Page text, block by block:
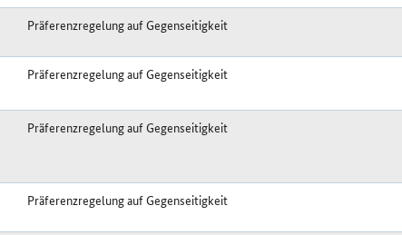
Präferenzregelung auf Gegenseitigkeit
Präferenzregelung auf Gegenseitigkeit
Präferenzregelung auf Gegenseitigkeit
Präferenzregelung auf Gegenseitigkeit